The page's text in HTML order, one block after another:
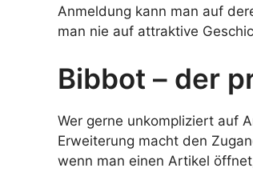
Anmeldung kann man auf
man nie auf attraktive
Bibbot – der
Wer gerne unkompliziert auf
Erweiterung macht den
wenn man einen Artikel